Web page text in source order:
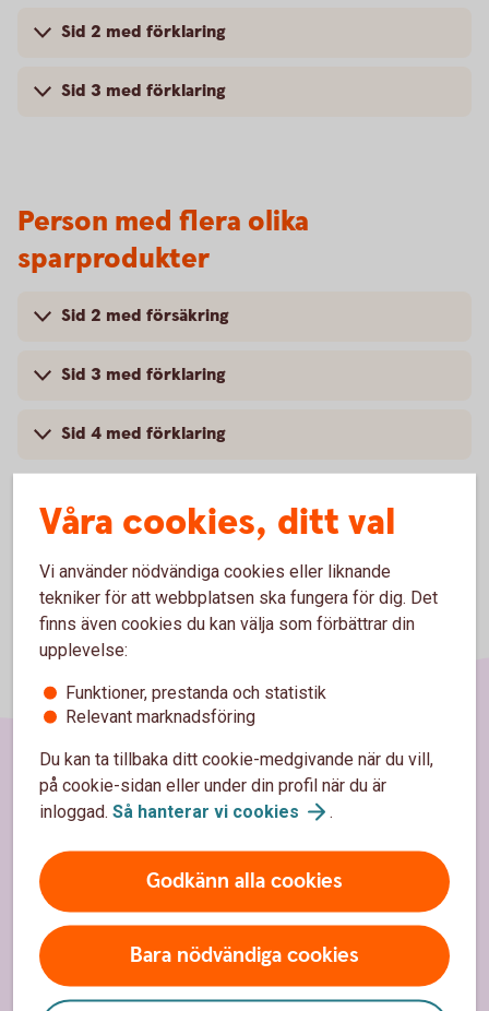
Sid 2 med förklaring
Sid 3 med förklaring
Person med flera olika
sparprodukter
Sid 2 med försäkring
Sid 3 med förklaring
Sid 4 med förklaring
Våra cookies, ditt val
Vi använder nödvändiga cookies eller liknande
tekniker för att webbplatsen ska fungera för dig. Det
finns även cookies du kan välja som förbättrar din
upplevelse:
Funktioner, prestanda och statistik
Relevant marknadsföring
Du kan ta tillbaka ditt cookie-medgivande när du vill,
på cookie-sidan eller under din profil när du är
inloggad. Så hanterar vi cookies .
Godkänn alla cookies
Bara nödvändiga cookies
Sidfot
Hitta snabbt
Kundservice
Spärrhjälp
Våra kontor
Bli kund